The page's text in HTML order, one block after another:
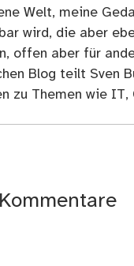
Welt, meine
wird, die aber
offen aber für
Blog teilt Sven
zu Themen wie
Kommentare